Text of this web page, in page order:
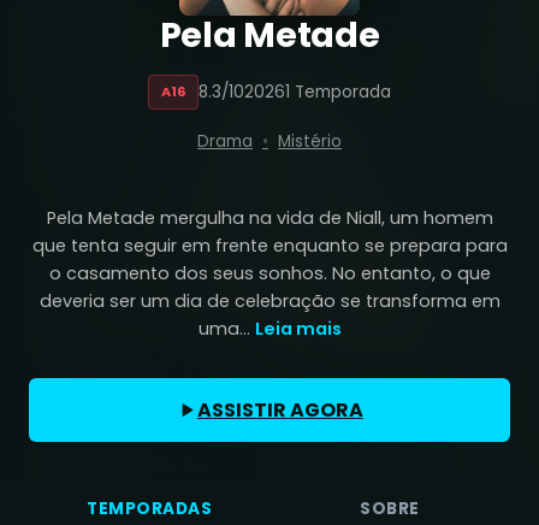
Pela Metade
A16 8.3/1020261 Temporada
Drama Mistério
Pela Metade mergulha na vida de Niall, um homem
que tenta seguir em frente enquanto se prepara para
o casamento dos seus sonhos. No entanto, o que
deveria ser um dia de celebração se transforma em
uma... Leia mais
ASSISTIR AGORA
TEMPORADAS SOBRE